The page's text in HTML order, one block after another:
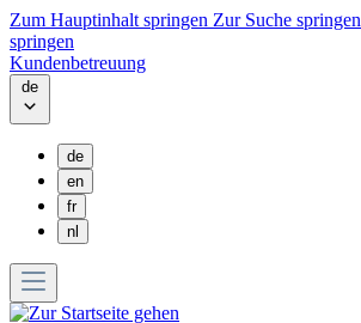
Zum Hauptinhalt springen Zur Suche springen
springen
Kundenbetreuung
de
de
en
fr
nl